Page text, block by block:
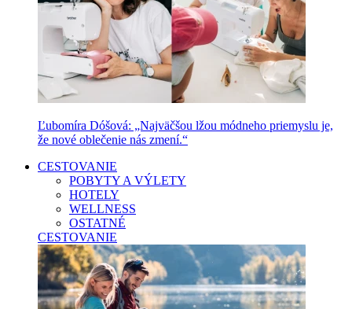
Ľubomíra Dóšová: „Najväčšou lžou módneho priemyslu je,
že nové oblečenie nás zmení.“
CESTOVANIE
POBYTY A VÝLETY
HOTELY
WELLNESS
OSTATNÉ
CESTOVANIE